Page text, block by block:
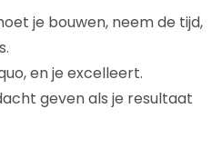
je bouwen, neem de tijd,
en je excelleert.
geven als je resultaat